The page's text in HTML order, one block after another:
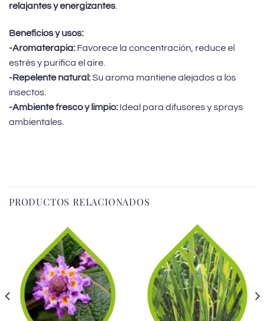
relajantes y energizantes
Beneficios y usos:
-Aromaterapia: Favorece la concentración, reduce el
estrés y purifica el aire.
-Repelente natural:Su aroma mantiene alejados a los
insectos.
-Ambiente fresco y limpio: Ideal para difusores y sprays
ambientales.
PRODUCTOS RELACIONADOS